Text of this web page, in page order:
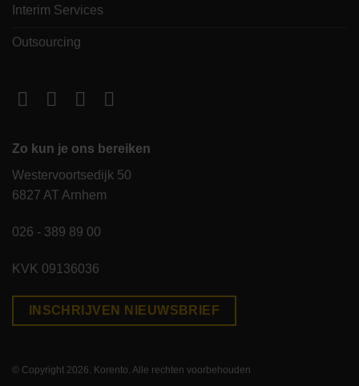
Interim Services
Outsourcing
Zo kun je ons bereiken
Westervoortsedijk 50
6827 AT Arnhem
026 - 389 89 00
KVK 09136036
INSCHRIJVEN NIEUWSBRIEF
© Copyright 2026. Korento. Alle rechten voorbehouden